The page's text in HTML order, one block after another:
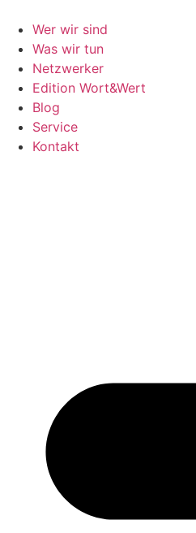
Wer wir sind
Was wir tun
Netzwerker
Edition Wort&Wert
Blog
Service
Kontakt